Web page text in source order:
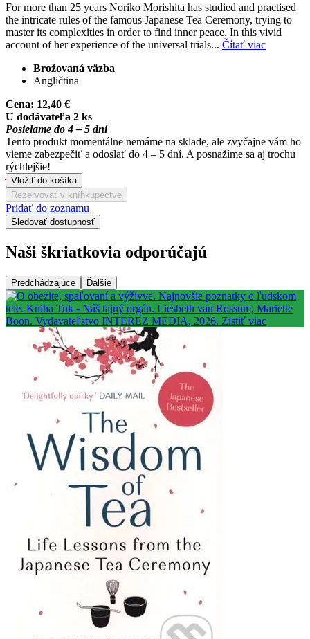
For more than 25 years Noriko Morishita has studied and practised
the intricate rules of the famous Japanese Tea Ceremony, trying to
master its complexities in order to find inner peace. In this vivid
account of her experience of the universal trials... Čítať viac
Brožovaná väzba
Angličtina
Cena: 12,40 €
U dodávateľa 2 ks
Posielame do 4 – 5 dní
Tento produkt momentálne nemáme na sklade, ale zvyčajne vám ho
vieme zabezpečiť a odoslať do 4 – 5 dní. A posnažíme sa aj trochu
rýchlejšie!
Vložiť do košíka
Rezervovať v kníhkupectve
Pridať do zoznamu
Sledovať dostupnosť
Naši škriatkovia odporúčajú
Predchádzajúce Ďalšie